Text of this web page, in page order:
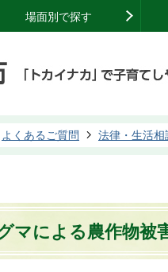
場面別で探す
よくあるご質問 法律・生活相
マによる農作物被